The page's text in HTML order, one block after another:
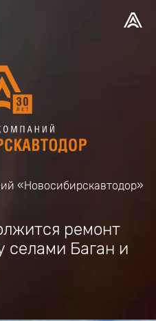
«Новосибирскавтодор»
ремонт
селами Баган и